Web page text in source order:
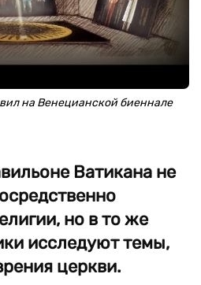
на Венецианской биеннале
Ватикана не
но в то же
исследуют темы,
церкви.